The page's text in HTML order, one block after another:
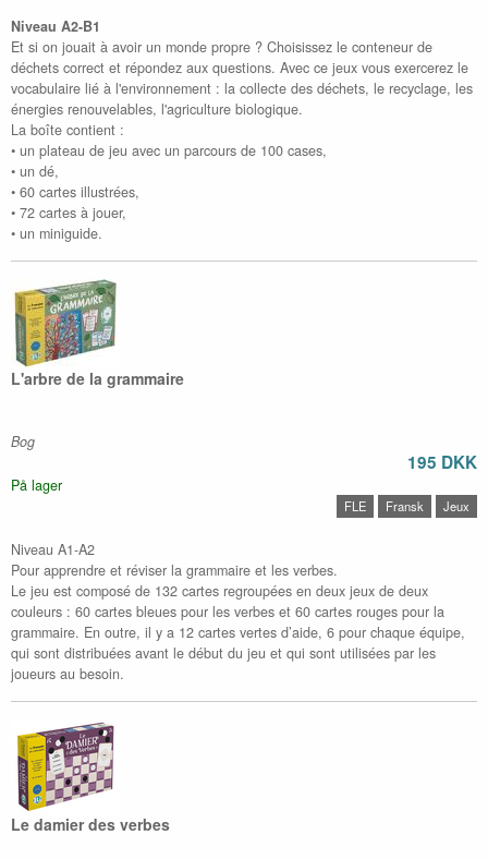
Niveau A2-B1
Et si on jouait à avoir un monde propre ? Choisissez le conteneur de
déchets correct et répondez aux questions. Avec ce jeux vous exercerez le
vocabulaire lié à l'environnement : la collecte des déchets, le recyclage, les
énergies renouvelables, l'agriculture biologique.
La boîte contient :
• un plateau de jeu avec un parcours de 100 cases,
• un dé,
• 60 cartes illustrées,
• 72 cartes à jouer,
• un miniguide.
L'arbre de la grammaire
Bog
195 DKK
På lager
FLE Fransk Jeux
Niveau A1-A2
Pour apprendre et réviser la grammaire et les verbes.
Le jeu est composé de 132 cartes regroupées en deux jeux de deux
couleurs : 60 cartes bleues pour les verbes et 60 cartes rouges pour la
grammaire. En outre, il y a 12 cartes vertes d’aide, 6 pour chaque équipe,
qui sont distribuées avant le début du jeu et qui sont utilisées par les
joueurs au besoin.
Le damier des verbes